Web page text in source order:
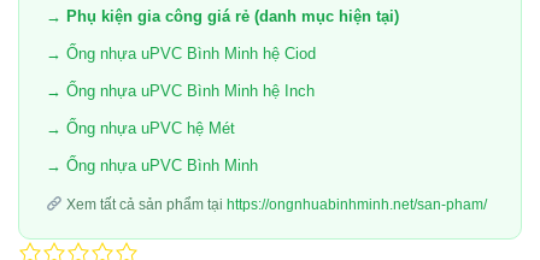
→ Phụ kiện gia công giá rẻ (danh mục hiện tại)
→ Ống nhựa uPVC Bình Minh hệ Ciod
→ Ống nhựa uPVC Bình Minh hệ Inch
→ Ống nhựa uPVC hệ Mét
→ Ống nhựa uPVC Bình Minh
Xem tất cả sản phẩm tại https://ongnhuabinhminh.net/san-pham/